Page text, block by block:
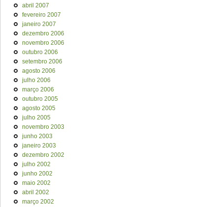
abril 2007
fevereiro 2007
janeiro 2007
dezembro 2006
novembro 2006
outubro 2006
setembro 2006
agosto 2006
julho 2006
março 2006
outubro 2005
agosto 2005
julho 2005
novembro 2003
junho 2003
janeiro 2003
dezembro 2002
julho 2002
junho 2002
maio 2002
abril 2002
março 2002